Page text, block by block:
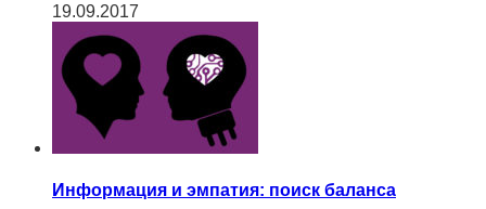
19.09.2017
Информация и эмпатия: поиск баланса